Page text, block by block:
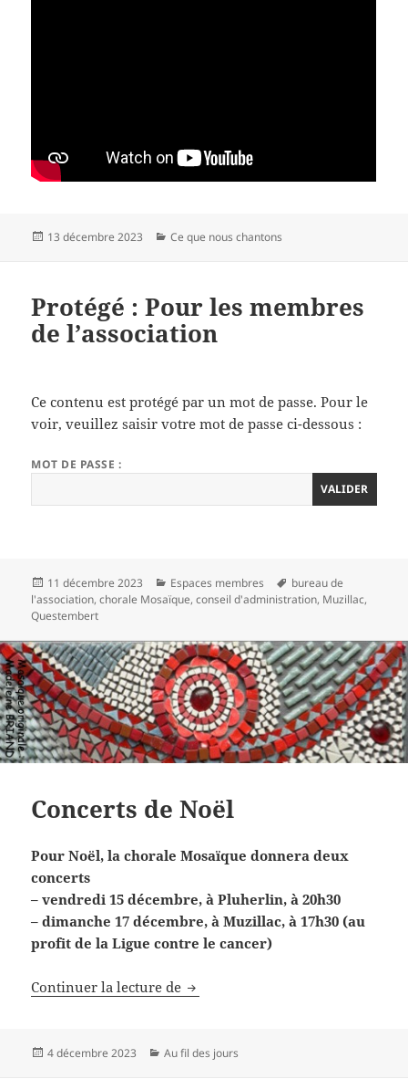
Publié
13 décembre 2023 Catégories
Ce que nous chantons
Protégé : Pour les membres
de l’association
Ce contenu est protégé par un mot de passe. Pour le
voir, veuillez saisir votre mot de passe ci-dessous :
MOT DE PASSE :
Publié
le
11 décembre 2023 Catégories
Espaces membres
Mots-
clés
bureau de
l'association,chorale Mosaïque,conseil d'administration, Muzillac,
Questembert
Concerts de Noël
Pour Noël, la chorale Mosaïque donnera deux
concerts
– vendredi 15 décembre, à Pluherlin, à 20h30
– dimanche 17 décembre, à Muzillac, à 17h30 (au
profit de la Ligue contre le cancer)
Continuer la lecture de Concerts de Noël
Publié
4 décembre 2023 Catégories
Au fil des jours